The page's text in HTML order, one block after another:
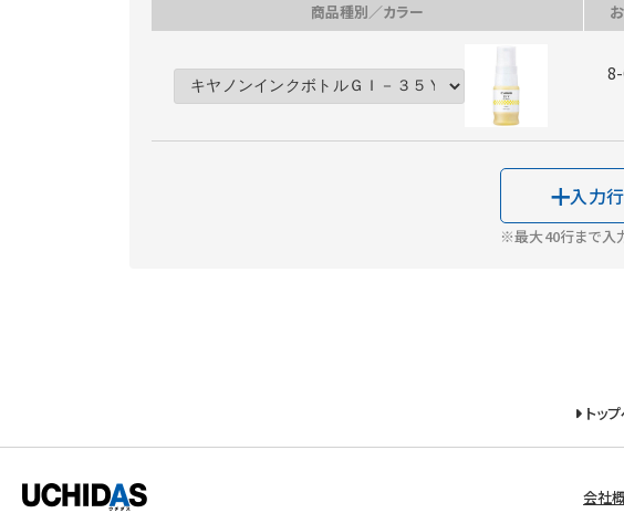
商品種別／カラー
入力
※最大40行まで入
トッ
会社